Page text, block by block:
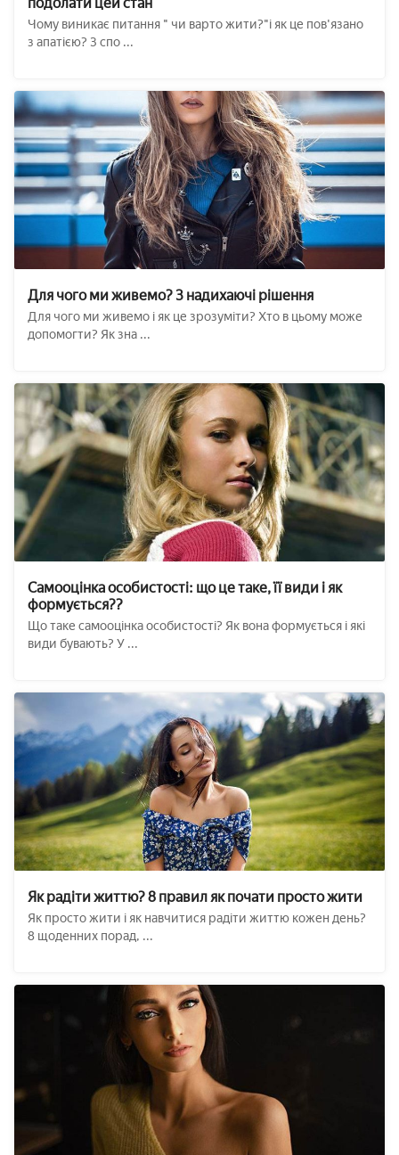
Чому виникає питання " чи варто жити?"і як це пов'язано
з апатією? 3 спо ...
Для чого ми живемо? 3 надихаючі рішення
Для чого ми живемо і як це зрозуміти? Хто в цьому може
допомогти? Як зна ...
Самооцінка особистості: що це таке, її види і як
формується??
Що таке самооцінка особистості? Як вона формується і які
види бувають? У ...
Як радіти життю? 8 правил як почати просто жити
Як просто жити і як навчитися радіти життю кожен день?
8 щоденних порад, ...